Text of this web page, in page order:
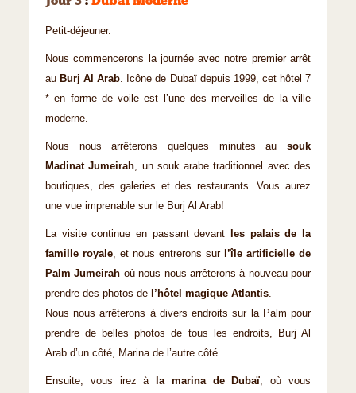
Petit-déjeuner.
Nous commencerons la journée avec notre premier arrêt
au Burj Al Arab. Icône de Dubaï depuis 1999, cet hôtel 7
* en forme de voile est l’une des merveilles de la ville
moderne.
Nous nous arrêterons quelques minutes au souk
Madinat Jumeirah, un souk arabe traditionnel avec des
boutiques, des galeries et des restaurants. Vous aurez
une vue imprenable sur le Burj Al Arab!
La visite continue en passant devant
les palais de la
famille royale, et nous entrerons sur l’île artificielle de
Palm Jumeirah où nous nous arrêterons à nouveau pour
prendre des photos de l’hôtel magique Atlantis.
Nous nous arrêterons à divers endroits sur la Palm pour
prendre de belles photos de tous les endroits, Burj Al
Arab d’un côté, Marina de l’autre côté.
Ensuite, vous irez à la marina de Dubaï, où vous